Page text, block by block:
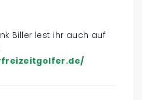
Biller lest ihr auch auf